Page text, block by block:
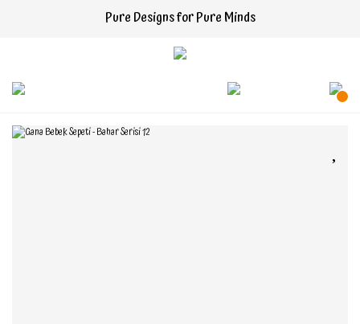
Pure Designs for Pure Minds